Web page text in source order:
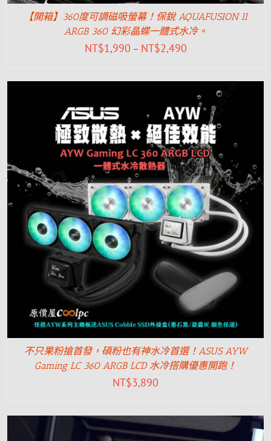
【開箱】360度可調磁吸螢幕！保銳 AQUAFUSION II
ARGB 360 幻彩晶蝶一體式水冷。
NT$1,990 – NT$2,490
不只果粉搶首發，碩粉也有神水冷首選！ASUS AYW
Gaming LC 360 ARGB LCD 水冷搭購優惠開跑！
NT$3,890